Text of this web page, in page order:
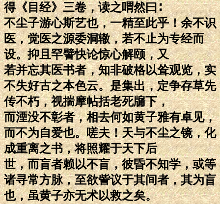
得《目经》三卷，读之喟然曰∶
不尘子游心斯艺也，一精至此乎！余不识
医，觉医之源委洞辙，若不止为专经而
设。抑且罕譬快论惊心解颐，又
若并忘其医书者，知非破格以耸观览，实
不失好古之本色云。是集出，定争存草先
传不朽，视揣摩帖括老死牖下，
而湮没不彰者，相去何如黄子雅有卓见，
而不为自爱也。嗟夫！天与不尘之镜，化
成重离之书，将照耀于天下后
世，而盲者赖以不盲，彼昏不知学，或等
诸寻常方脉，至欲訾议于其间者，其为盲
也，虽黄子亦无术以救之矣。